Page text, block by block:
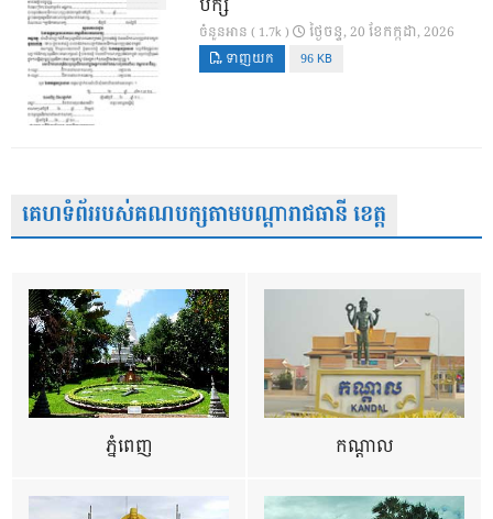
ចំនួនអាន ( 1.7k ) ថ្ងៃ​ចន្ទ, 20 ខែ​កក្កដា, 2026
ទាញយក 96 KB
គេហទំព័ររបស់គណបក្សតាមបណ្តារាជធានី ខេត្ត
ភ្នំពេញ កណ្តាល